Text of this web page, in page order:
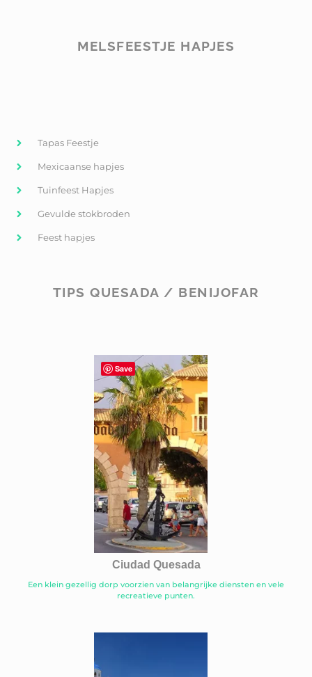
MELSFEESTJE HAPJES
Tapas Feestje
Mexicaanse hapjes
Tuinfeest Hapjes
Gevulde stokbroden
Feest hapjes
TIPS QUESADA / BENIJOFAR
Ciudad Quesada
Een klein gezellig dorp voorzien van belangrijke diensten en vele
recreatieve punten.
Save